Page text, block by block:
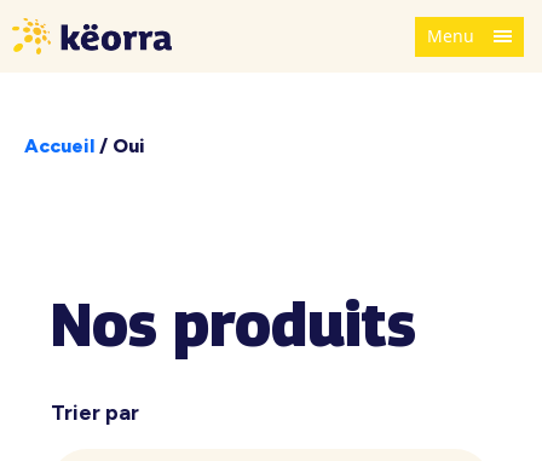
Menu
Accueil / Oui
Nos produits
Trier par